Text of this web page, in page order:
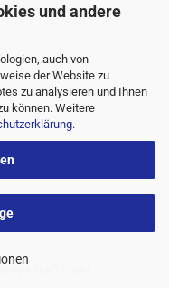
und andere
auch von
der Website zu
zu analysieren und Ihnen
können. Weitere
.